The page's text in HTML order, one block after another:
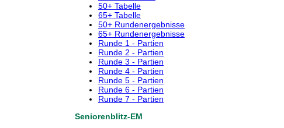
50+ Tabelle
65+ Tabelle
50+ Rundenergebnisse
65+ Rundenergebnisse
Runde 1 - Partien
Runde 2 - Partien
Runde 3 - Partien
Runde 4 - Partien
Runde 5 - Partien
Runde 6 - Partien
Runde 7 - Partien
Seniorenblitz-EM